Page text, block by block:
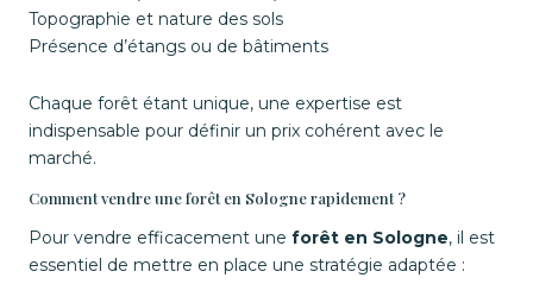
Topographie et nature des sols
Présence d’étangs ou de bâtiments
Chaque forêt étant unique, une expertise est
indispensable pour définir un prix cohérent avec le
marché.
Comment vendre une forêt en Sologne rapidement ?
Pour vendre efficacement une forêt en Sologne, il est
essentiel de mettre en place une stratégie adaptée :